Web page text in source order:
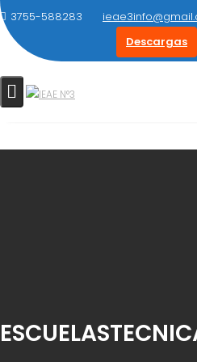
Saltar
al
contenido
3755-588283
Descargas